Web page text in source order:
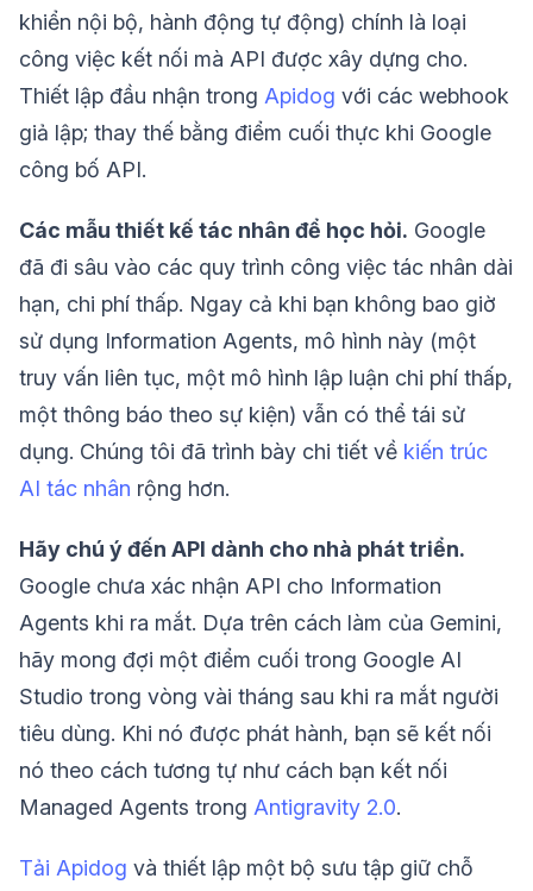
khiển nội bộ, hành động tự động) chính là loại
công việc kết nối mà API được xây dựng cho.
Thiết lập đầu nhận trong Apidog với các webhook
giả lập; thay thế bằng điểm cuối thực khi Google
công bố API.
Các mẫu thiết kế tác nhân để học hỏi. Google
đã đi sâu vào các quy trình công việc tác nhân dài
hạn, chi phí thấp. Ngay cả khi bạn không bao giờ
sử dụng Information Agents, mô hình này (một
truy vấn liên tục, một mô hình lập luận chi phí thấp,
một thông báo theo sự kiện) vẫn có thể tái sử
dụng. Chúng tôi đã trình bày chi tiết về kiến trúc
AI tác nhân rộng hơn.
Hãy chú ý đến API dành cho nhà phát triển.
Google chưa xác nhận API cho Information
Agents khi ra mắt. Dựa trên cách làm của Gemini,
hãy mong đợi một điểm cuối trong Google AI
Studio trong vòng vài tháng sau khi ra mắt người
tiêu dùng. Khi nó được phát hành, bạn sẽ kết nối
nó theo cách tương tự như cách bạn kết nối
Managed Agents trong Antigravity 2.0.
Tải Apidog và thiết lập một bộ sưu tập giữ chỗ